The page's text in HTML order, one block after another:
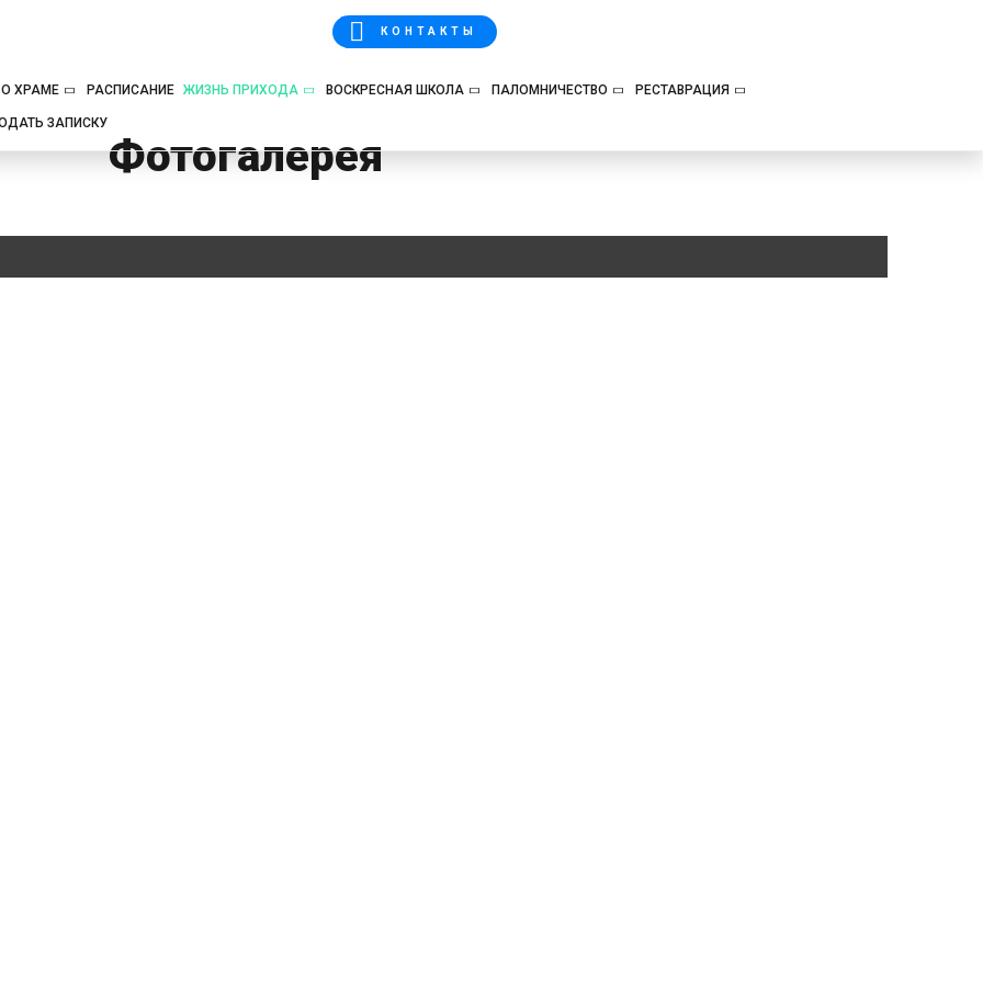
КОНТАКТЫ
О ХРАМЕ РАСПИСАНИЕ ЖИЗНЬ ПРИХОДА ВОСКРЕСНАЯ ШКОЛА ПАЛОМНИЧЕСТВО РЕСТАВРАЦИЯ
ЗАПИСКУ
Фотогалерея